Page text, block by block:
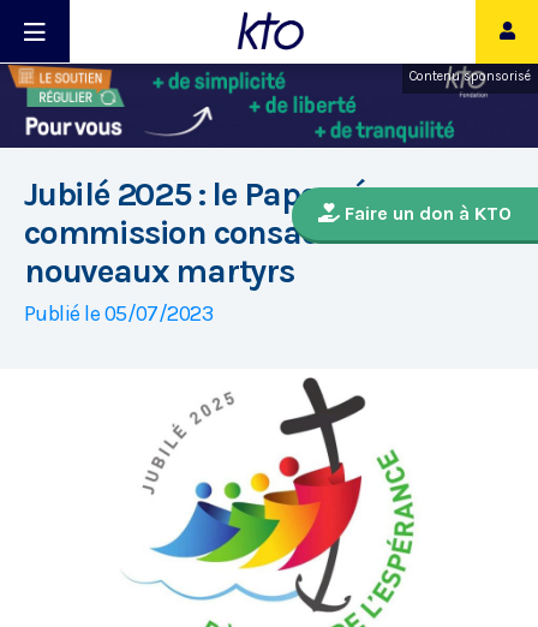
Contenu sponsorisé
Faire un don à KTO
Jubilé 2025 : le Pape crée une
commission consacrée aux
nouveaux martyrs
Publié le 05/07/2023